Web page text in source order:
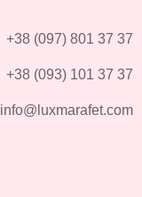
+38 (097) 801 37 37
+38 (093) 101 37 37
info@luxmarafet.com